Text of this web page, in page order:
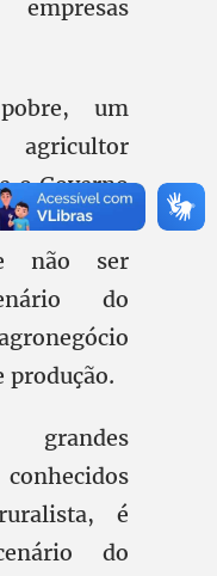
um
o Governo
não ser
do
produção.
é
do